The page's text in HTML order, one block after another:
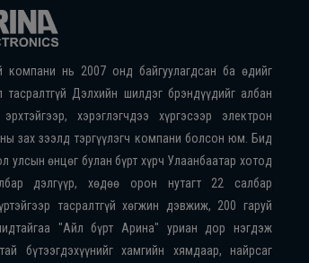
компани нь 2007 онд байгуулагдсан ба өдийг
тасралтгүй Дэлхийн шилдэг брэндүүдийг албан
хэрэглэгчдээ хүргэсээр электрон
зах зээлд тэргүүлэгч компани болсон юм. Бид
улсын өнцөг булан бүрт хүрч Улаанбаатар хотод
дэлгүүр, хөдөө орон нутагт 22 салбар
тасралтгүй хөгжин дэвжиж, 200 гаруй
"Айл бүрт Арина" уриан дор нэгдэж
бүтээгдэхүүнийг хамгийн хямдаар, найрсаг